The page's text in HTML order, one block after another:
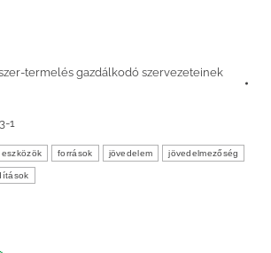
termelés gazdálkodó szervezeteinek
1
eszközök források jövedelem jövedelmezőség